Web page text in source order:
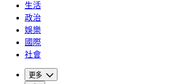
生活
政治
娛樂
國際
社會
更多